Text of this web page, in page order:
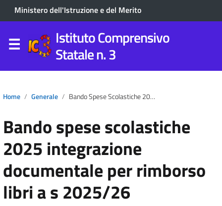
Ministero dell'Istruzione e del Merito
Istituto Comprensivo
Statale n. 3
Home Generale Bando Spese Scolastiche 2025 Integrazione Documentale Per Rimborso Libri A S 2025/26
Bando spese scolastiche
2025 integrazione
documentale per rimborso
libri a s 2025/26